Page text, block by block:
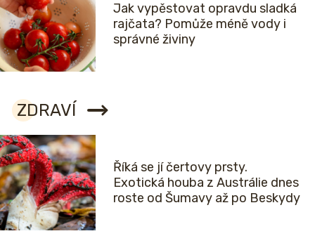
Jak vypěstovat opravdu sladká
rajčata? Pomůže méně vody i
správné živiny
ZDRAVÍ
Říká se jí čertovy prsty.
Exotická houba z Austrálie dnes
roste od Šumavy až po Beskydy